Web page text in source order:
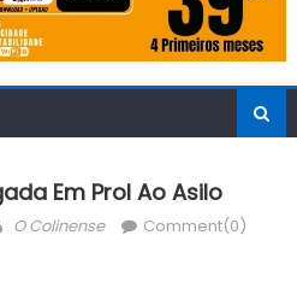
Em Prol Ao Asilo
Author
O Colinense Comment(0)